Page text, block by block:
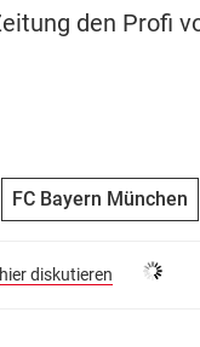
den Profi
FC Bayern München
hier diskutieren